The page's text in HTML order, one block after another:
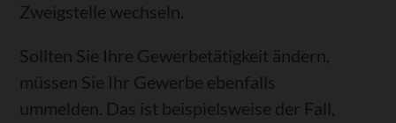
Zweigstelle wechseln.
Sollten Sie Ihre Gewerbetätigkeit ändern,
müssen Sie Ihr Gewerbe ebenfalls
ummelden. Das ist beispielsweise der Fall,